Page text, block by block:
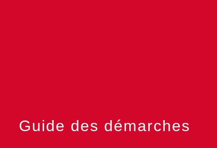
Guide des démarches